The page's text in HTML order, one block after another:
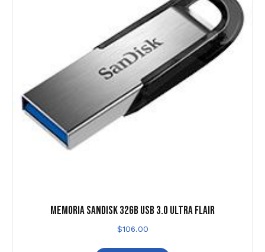
MEMORIA SANDISK 32GB USB 3.0 ULTRA FLAIR
$106.00